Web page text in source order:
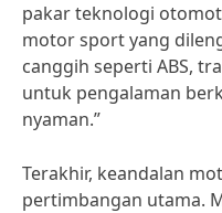
pakar teknologi
motor sport yang
canggih seperti ABS,
untuk pengalaman
nyaman.”
Terakhir, keandalan
pertimbangan utama.